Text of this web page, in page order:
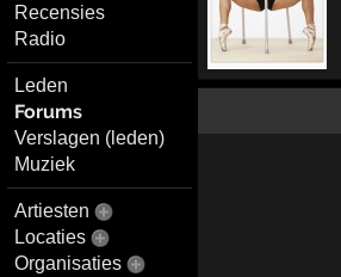
Recensies
Radio
Leden
Forums
Verslagen (leden)
Muziek
Artiesten
Locaties
Organisaties